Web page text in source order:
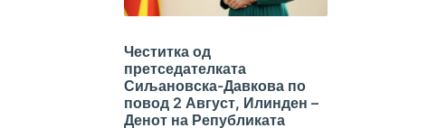
Честитка од
претседателката
Сиљановска-Давкова по
повод 2 Август, Илинден –
Денот на Републиката